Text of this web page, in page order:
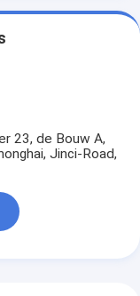
23, de Bouw A,
Jinci-Road,